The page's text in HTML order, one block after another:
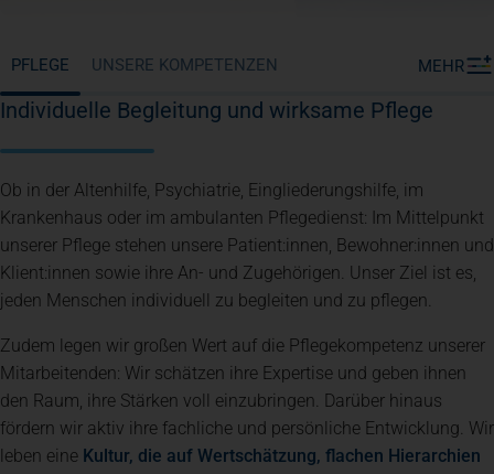
PFLEGE UNSERE KOMPETENZEN MEHR
Individuelle Begleitung und wirksame Pflege
Ob in der Altenhilfe, Psychiatrie, Eingliederungshilfe, im
Krankenhaus oder im ambulanten Pflegedienst: Im Mittelpunkt
unserer Pflege stehen unsere Patient:innen, Bewohner:innen und
Klient:innen sowie ihre An- und Zugehörigen. Unser Ziel ist es,
jeden Menschen individuell zu begleiten und zu pflegen.
Zudem legen wir großen Wert auf die Pflegekompetenz unserer
Mitarbeitenden: Wir schätzen ihre Expertise und geben ihnen
den Raum, ihre Stärken voll einzubringen. Darüber hinaus
fördern wir aktiv ihre fachliche und persönliche Entwicklung. Wir
leben eine Kultur, die auf Wertschätzung, flachen Hierarchien